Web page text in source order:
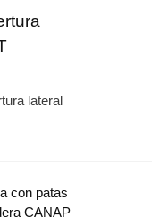
lateral